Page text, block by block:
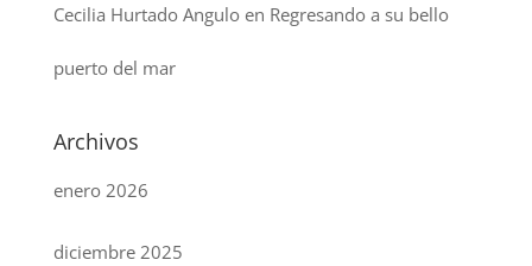
Cecilia Hurtado Anguloen Regresando a su bello
puerto del mar
Archivos
enero 2026
diciembre 2025